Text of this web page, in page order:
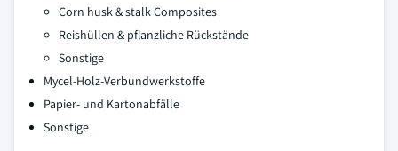
Corn husk & stalk Composites
Reishüllen & pflanzliche Rückstände
Sonstige
Mycel-Holz-Verbundwerkstoffe
Papier- und Kartonabfälle
Sonstige